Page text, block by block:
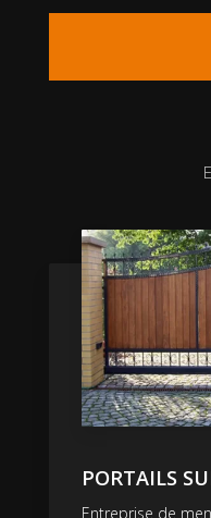
PORTAILS
Entreprise de